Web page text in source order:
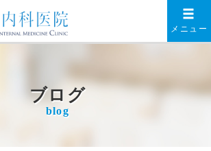
メニュー
ブログ
blog